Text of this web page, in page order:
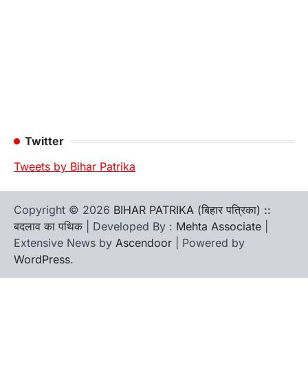
Twitter
Tweets by Bihar Patrika
Copyright © 2026 BIHAR PATRIKA (बिहार पत्रिका) ::
बदलाव का पथिक | Developed By : Mehta Associate
Extensive News by Ascendoor | Powered by
WordPress.